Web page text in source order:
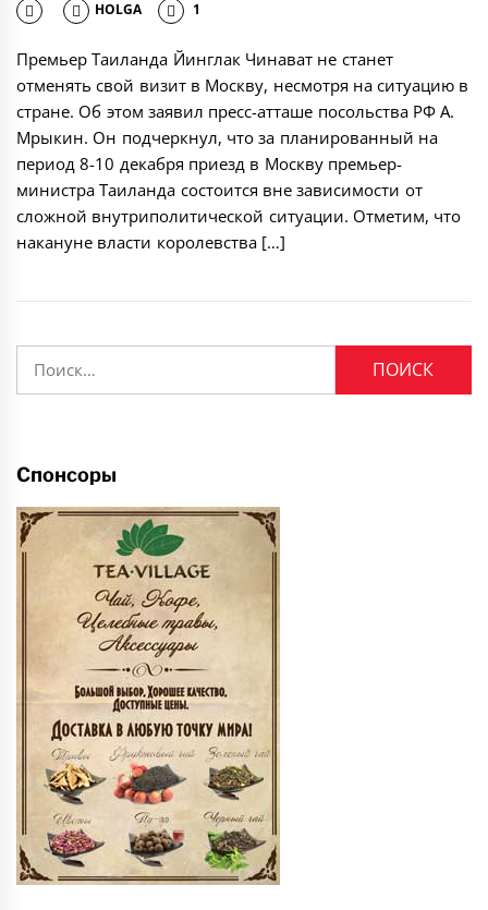
HOLGA 1
Премьер Таиланда Йинглак Чинават не станет
отменять свой визит в Москву, несмотря на ситуацию в
стране. Об этом заявил пресс-атташе посольства РФ А.
Мрыкин. Он подчеркнул, что за планированный на
период 8-10 декабря приезд в Москву премьер-
министра Таиланда состоится вне зависимости от
сложной внутриполитической ситуации. Отметим, что
накануне власти королевства […]
Найти:
Спонсоры